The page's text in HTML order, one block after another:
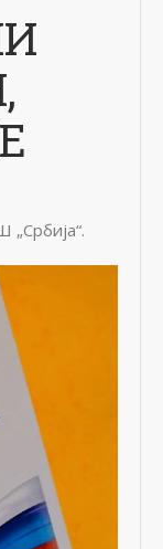
„Србија“.